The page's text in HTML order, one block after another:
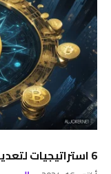
6 استراتيجيات لتعدين العملات الرقمية دون استثمار ضخم